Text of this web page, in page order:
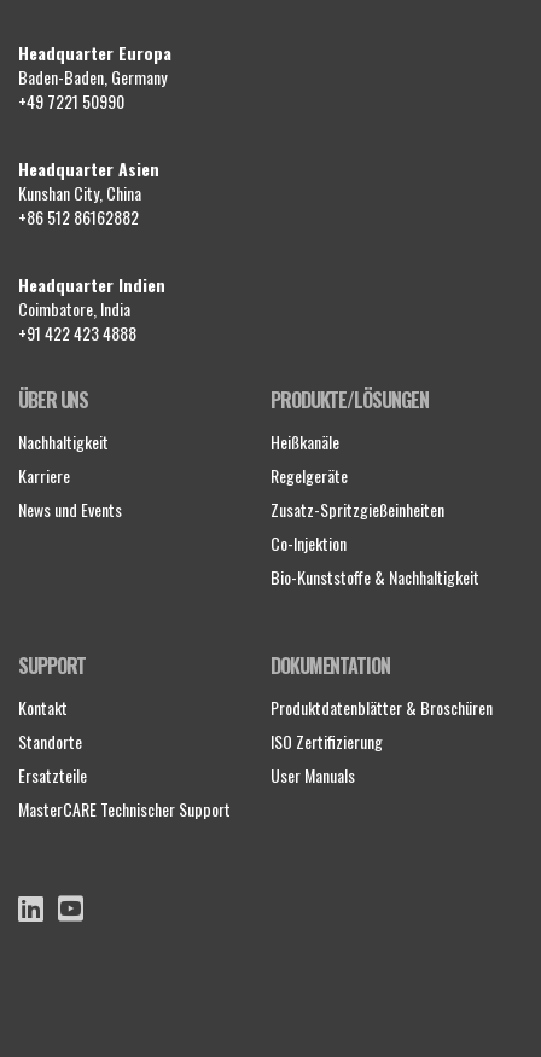
Headquarter Europa
Baden-Baden, Germany
+49 7221 50990
Headquarter Asien
Kunshan City, China
+86 512 86162882
Headquarter Indien
Coimbatore, India
+91 422 423 4888
ÜBER UNS
Nachhaltigkeit
Karriere
News und Events
SUPPORT
Kontakt
Standorte
Ersatzteile
MasterCARE Technischer Support
PRODUKTE/LÖSUNGEN
Heißkanäle
Regelgeräte
Zusatz-Spritzgießeinheiten
Co-Injektion
Bio-Kunststoffe & Nachhaltigkeit
DOKUMENTATION
Produktdatenblätter & Broschüren
ISO Zertifizierung
User Manuals